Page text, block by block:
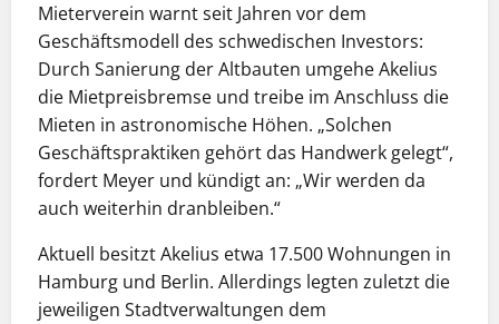
Mieterverein warnt seit Jahren vor dem
Geschäftsmodell des schwedischen Investors:
Durch Sanierung der Altbauten umgehe Akelius
die Mietpreisbremse und treibe im Anschluss die
Mieten in astronomische Höhen. „Solchen
Geschäftspraktiken gehört das Handwerk gelegt“,
fordert Meyer und kündigt an: „Wir werden da
auch weiterhin dranbleiben.“
Aktuell besitzt Akelius etwa 17.500 Wohnungen in
Hamburg und Berlin. Allerdings legten zuletzt die
jeweiligen Stadtverwaltungen dem